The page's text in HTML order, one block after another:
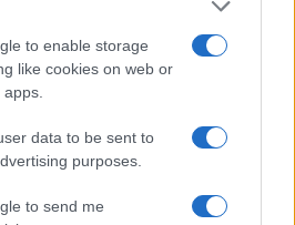
to enable storage
like cookies on web or
data to be sent to
purposes.
to send me